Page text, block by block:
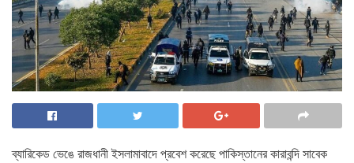
ব্যারিকেড ভেঙে রাজধানী ইসলামাবাদে প্রবেশ করেছে পাকিস্তানের কারাবন্দি সাবেক